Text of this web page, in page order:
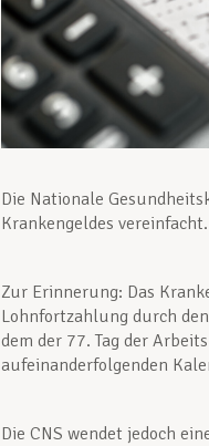
Die Nationale
Krankengeldes vereinfacht.
Zur Erinnerung: Das
Lohnfortzahlung durch
dem der 77. Tag der
aufeinanderfolgenden
Die CNS wendet jedoch